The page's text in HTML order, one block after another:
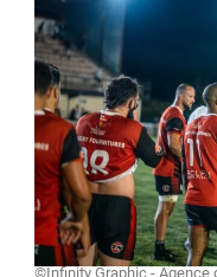
©Infinity Graphic - Agence